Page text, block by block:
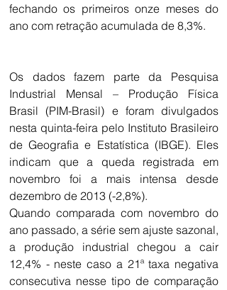
fechando os primeiros onze meses do
ano com retração acumulada de 8,3%.
Os dados fazem parte da Pesquisa
Industrial Mensal – Produção Física
Brasil (PIM-Brasil) e foram divulgados
nesta quinta-feira pelo Instituto Brasileiro
de Geografia e Estatística (IBGE). Eles
indicam que a queda registrada em
novembro foi a mais intensa desde
dezembro de 2013 (-2,8%).
Quando comparada com novembro do
ano passado, a série sem ajuste sazonal,
a produção industrial chegou a cair
12,4% - neste caso a 21ª taxa negativa
consecutiva nesse tipo de comparação